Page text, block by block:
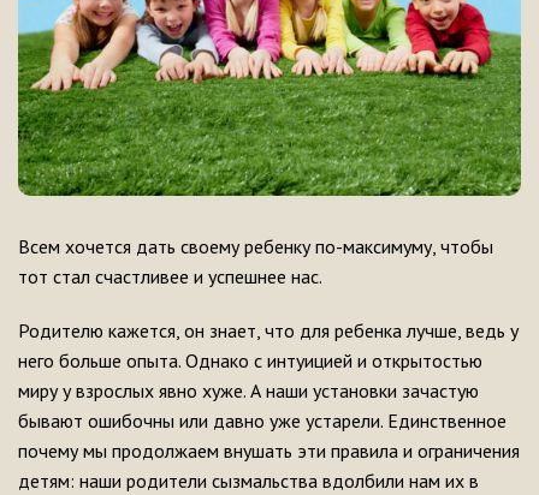
Всем хочется дать своему ребенку по-максимуму, чтобы
тот стал счастливее и успешнее нас.
Родителю кажется, он знает, что для ребенка лучше, ведь у
него больше опыта. Однако с интуицией и открытостью
миру у взрослых явно хуже. А наши установки зачастую
бывают ошибочны или давно уже устарели. Единственное
почему мы продолжаем внушать эти правила и ограничения
детям: наши родители сызмальства вдолбили нам их в